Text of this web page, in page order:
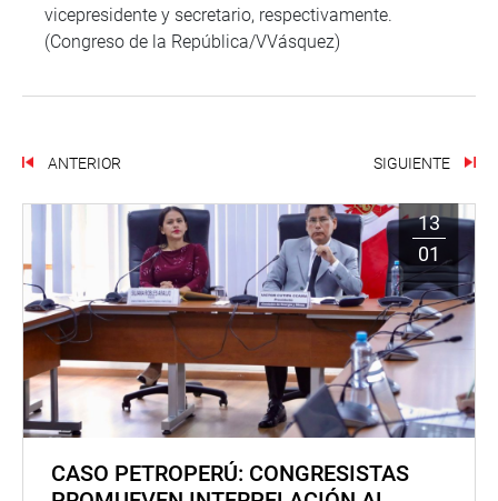
vicepresidente y secretario, respectivamente.
(Congreso de la República/VVásquez)
ANTERIOR SIGUIENTE
13
01
CASO PETROPERÚ: CONGRESISTAS